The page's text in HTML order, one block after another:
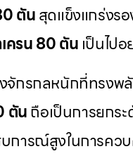
ตันสุดแข็งแกร่งร
เครน 80 ตัน เป็นไป
จักรกลหนักที่ทรงพ
ตันถือเป็นการยกร
การณ์สูงในการคว